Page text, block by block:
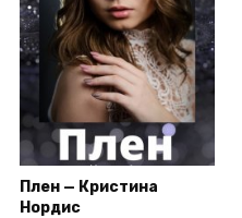
Плен — Кристина
Нордис